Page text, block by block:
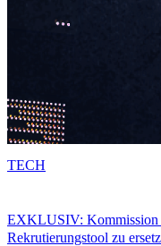
EXKLUSIV: Kommission
Rekrutierungstool zu
TECH